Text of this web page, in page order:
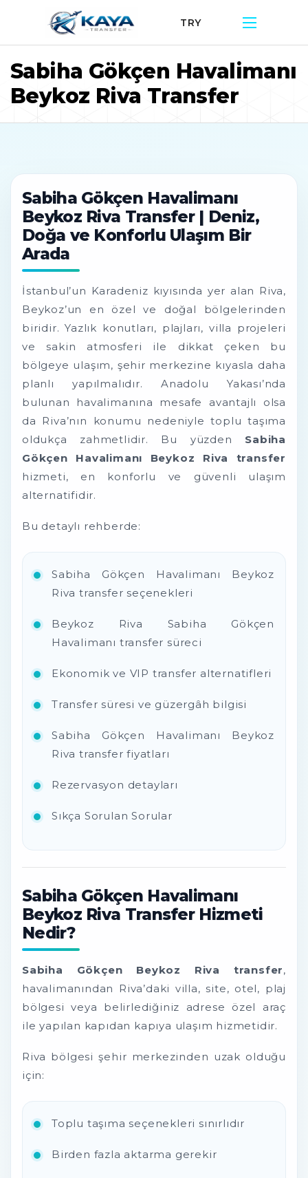
TRY
Sabiha Gökçen Havalimanı
Beykoz Riva Transfer
Sabiha Gökçen Havalimanı
Beykoz Riva Transfer | Deniz,
Doğa ve Konforlu Ulaşım Bir
Arada
İstanbul’un Karadeniz kıyısında yer alan Riva,
Beykoz’un en özel ve doğal bölgelerinden
biridir. Yazlık konutları, plajları, villa projeleri
ve sakin atmosferi ile dikkat çeken bu
bölgeye ulaşım, şehir merkezine kıyasla daha
planlı yapılmalıdır. Anadolu Yakası’nda
bulunan havalimanına mesafe avantajlı olsa
da Riva’nın konumu nedeniyle toplu taşıma
oldukça zahmetlidir. Bu yüzden Sabiha
Gökçen Havalimanı Beykoz Riva transfer
hizmeti, en konforlu ve güvenli ulaşım
alternatifidir.
Bu detaylı rehberde:
Sabiha Gökçen Havalimanı Beykoz
Riva transfer seçenekleri
Beykoz Riva Sabiha Gökçen
Havalimanı transfer süreci
Ekonomik ve VIP transfer alternatifleri
Transfer süresi ve güzergâh bilgisi
Sabiha Gökçen Havalimanı Beykoz
Riva transfer fiyatları
Rezervasyon detayları
Sıkça Sorulan Sorular
Sabiha Gökçen Havalimanı
Beykoz Riva Transfer Hizmeti
Nedir?
Sabiha Gökçen Beykoz Riva transfer,
havalimanından Riva’daki villa, site, otel, plaj
bölgesi veya belirlediğiniz adrese özel araç
ile yapılan kapıdan kapıya ulaşım hizmetidir.
Riva bölgesi şehir merkezinden uzak olduğu
için:
Toplu taşıma seçenekleri sınırlıdır
Birden fazla aktarma gerekir